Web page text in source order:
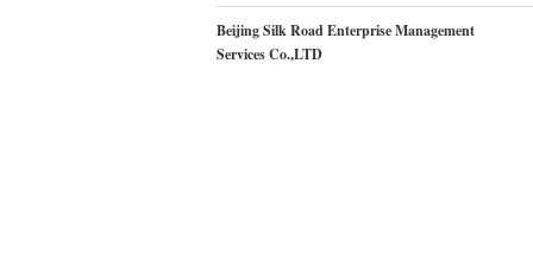
Beijing Silk Road Enterprise Management
Services Co.,LTD